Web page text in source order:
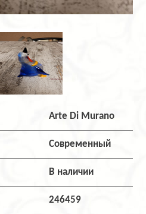
Arte Di Murano
Современный
В наличии
246459